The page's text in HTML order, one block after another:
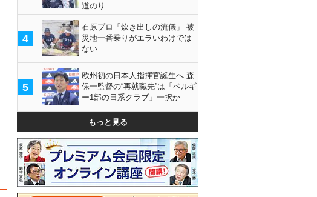
道のり
4
石原プロ「炊き出しの流儀」 被
災地一番乗りがエラいわけでは
ない
5
欧州初の日本人指揮官誕生へ 森
保一監督の“再就職先”は「ベルギ
ー1部の日系クラブ」一択か
もっと見る